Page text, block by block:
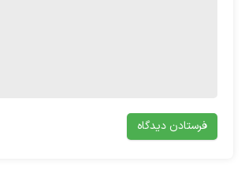
خیلی سخت است. با راهکارهای